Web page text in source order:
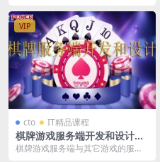
VIP
cto IT精品课程
棋牌游戏服务端开发和设计视
频课程 | 完结
棋牌游戏服务端与其它游戏的服务